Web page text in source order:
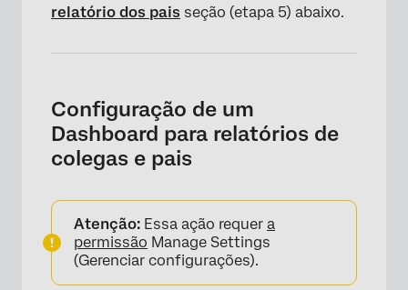
relatório dos pais seção (etapa 5) abaixo.
Configuração de um
Dashboard para relatórios de
colegas e pais
Atenção: Essa ação requer a
permissão Manage Settings
(Gerenciar configurações).